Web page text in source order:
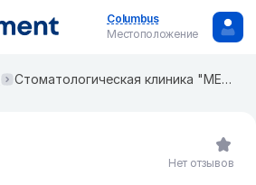
Columbus
Местоположение
Стоматологическая клиника "МЕДЕТ И К"
Нет отзывов